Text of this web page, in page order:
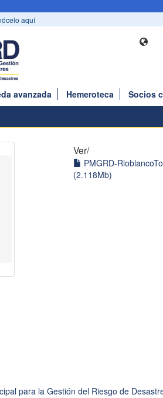
aquí
avanzada Hemeroteca
Socios
Ver/
PMGRD-
(2.118Mb)
para la Gestión del Riesgo de